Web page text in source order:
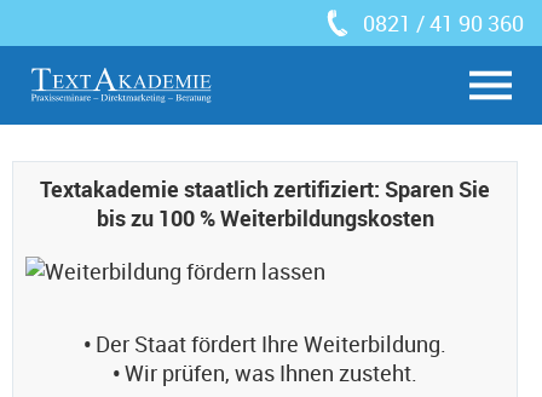
0821 / 41 90 360
Textakademie staatlich zertifiziert: Sparen Sie
bis zu 100 % Weiterbildungskosten
• Der Staat fördert Ihre Weiterbildung.
•Wir prüfen, was Ihnen zusteht.